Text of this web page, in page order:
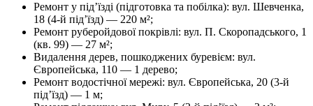
Ремонт у під’їзді (підготовка та побілка): вул. Шевченка,
18 (4-й під’їзд) — 220 м²;
Ремонт руберойдової покрівлі: вул. П. Скоропадського, 1
(кв. 99) — 27 м²;
Видалення дерев, пошкоджених буревієм: вул.
Європейська, 110 — 1 дерево;
Ремонт водостічної мережі: вул. Європейська, 20 (3-й
під’їзд) — 1 м;